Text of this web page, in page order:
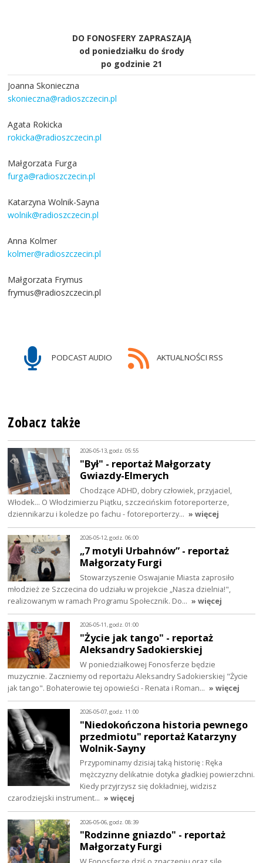
DO FONOSFERY ZAPRASZAJĄ
od poniedziałku do środy
po godzinie 21
Joanna Skonieczna
skonieczna@radioszczecin.pl
Agata Rokicka
rokicka@radioszczecin.pl
Małgorzata Furga
furga@radioszczecin.pl
Katarzyna Wolnik-Sayna
wolnik@radioszczecin.pl
Anna Kolmer
kolmer@radioszczecin.pl
Małgorzata Frymus
frymus@radioszczecin.pl
PODCAST AUDIO AKTUALNOŚCI RSS
Zobacz także
2026-05-13, godz. 05:55
"Był" - reportaż Małgorzaty
Gwiazdy-Elmerych
Chodzące ADHD, dobry człowiek, przyjaciel,
Włodek... O Włodzimierzu Piątku, szczecińskim fotoreporterze,
dziennikarzu i koledze po fachu - fotoreporterzy… » więcej
2026-05-12, godz. 06:00
„7 motyli Urbahnów” - reportaż
Małgorzaty Furgi
Stowarzyszenie Oswajanie Miasta zaprosiło
młodzież ze Szczecina do udziału w projekcie „Nasza dzielnia!",
realizowanym w ramach Programu Społecznik. Do… » więcej
2026-05-11, godz. 01:00
"Życie jak tango" - reportaż
Aleksandry Sadokierskiej
W poniedziałkowej Fonosferze będzie
muzycznie. Zaczniemy od reportażu Aleksandry Sadokierskiej "Życie
jak tango". Bohaterowie tej opowieści - Renata i Roman… » więcej
2026-05-07, godz. 11:00
"Niedokończona historia pewnego
przedmiotu" reportaż Katarzyny
Wolnik-Sayny
Przypominamy dzisiaj taką historię : Ręka
mężczyzny delikatnie dotyka gładkiej powierzchni.
Kiedy przyjrzysz się dokładniej, widzisz
czarodziejski instrument… » więcej
2026-05-06, godz. 08:39
"Rodzinne gniazdo" - reportaż
Małgorzaty Furgi